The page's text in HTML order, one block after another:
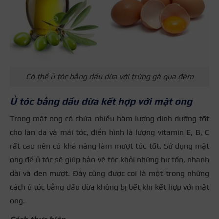
Có thể ủ tóc bằng dầu dừa với trứng gà qua đêm
Ủ tóc bằng dầu dừa kết hợp với mật ong
Trong mật ong có chứa nhiều hàm lượng dinh dưỡng tốt
cho làn da và mái tóc, điển hình là lượng vitamin E, B, C
rất cao nên có khả năng làm mượt tóc tốt. Sử dụng mật
ong để ủ tóc sẽ giúp bảo vệ tóc khỏi những hư tổn, nhanh
dài và đen mượt. Đây cũng được coi là một trong những
cách ủ tóc bằng dầu dừa không bị bết khi kết hợp với mật
ong.